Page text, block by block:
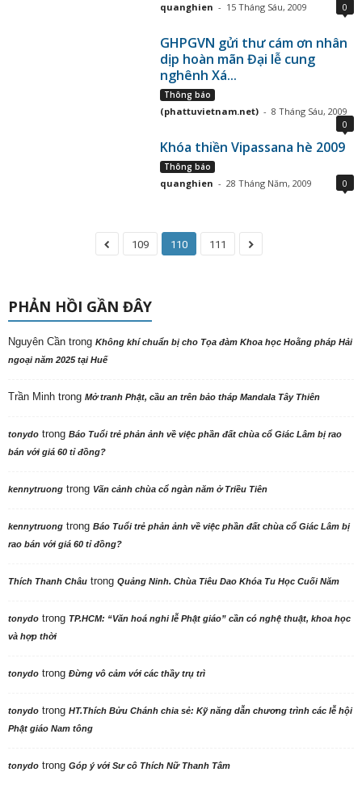
quanghien - 15 Tháng Sáu, 2009 0
GHPGVN gửi thư cám ơn nhân
dịp hoàn mãn Đại lễ cung
nghênh Xá...
Thông báo
(phattuvietnam.net) - 8 Tháng Sáu, 2009
0
Khóa thiền Vipassana hè 2009
Thông báo
quanghien - 28 Tháng Năm, 2009 0
109 110 111
PHẢN HỒI GẦN ĐÂY
Nguyên Cần trong Không khí chuẩn bị cho Tọa đàm Khoa học Hoằng pháp Hải
ngoại năm 2025 tại Huế
Trần Minh trong Mở tranh Phật, cầu an trên bảo tháp Mandala Tây Thiên
tonydo trong Báo Tuổi trẻ phản ảnh về việc phần đất chùa cổ Giác Lâm bị rao
bán với giá 60 tỉ đồng?
kennytruong trong Vãn cảnh chùa cổ ngàn năm ở Triều Tiên
kennytruong trong Báo Tuổi trẻ phản ảnh về việc phần đất chùa cổ Giác Lâm bị
rao bán với giá 60 tỉ đồng?
Thích Thanh Châu trong Quảng Ninh. Chùa Tiêu Dao Khóa Tu Học Cuối Năm
tonydo trong TP.HCM: “Văn hoá nghi lễ Phật giáo” cần có nghệ thuật, khoa học
và hợp thời
tonydo trong Đừng vô cảm với các thầy trụ trì
tonydo trong HT.Thích Bửu Chánh chia sẻ: Kỹ năng dẫn chương trình các lễ hội
Phật giáo Nam tông
tonydo trong Góp ý với Sư cô Thích Nữ Thanh Tâm